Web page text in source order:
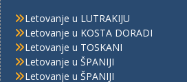
Letovanje u LUTRAKIJU
Letovanje u KOSTA DORADI
Letovanje u TOSKANI
Letovanje u ŠPANIJI
Letovanje u ŠPANIJI